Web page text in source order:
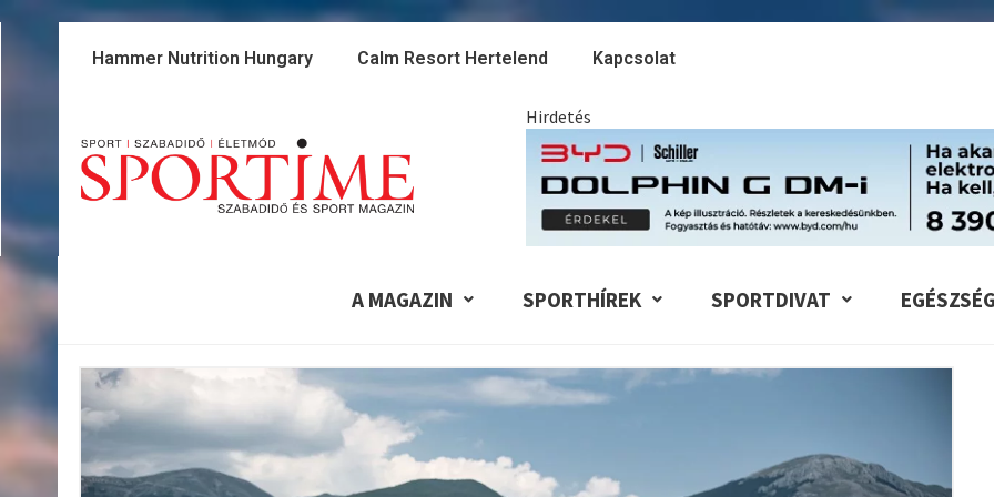
Hammer Nutrition Hungary Calm Resort Hertelend Kapcsolat
Hirdetés
A MAGAZIN SPORTHÍREK SPORTDIVAT EGÉSZSÉG